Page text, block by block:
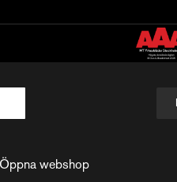
Öppna webshop